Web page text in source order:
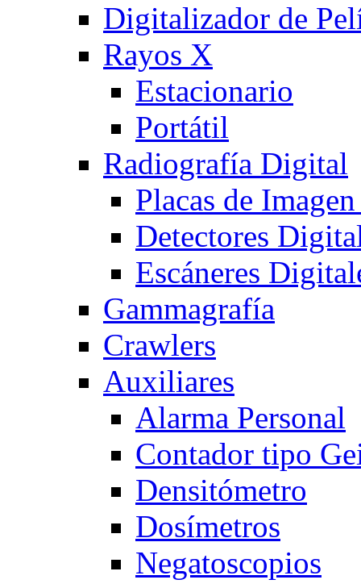
Digitalizador de
Rayos X
Estacionario
Portátil
Radiografía Digital
Placas de
Detectores
Escáneres
Gammagrafía
Crawlers
Auxiliares
Alarma Personal
Contador tipo
Densitómetro
Dosímetros
Negatoscopios